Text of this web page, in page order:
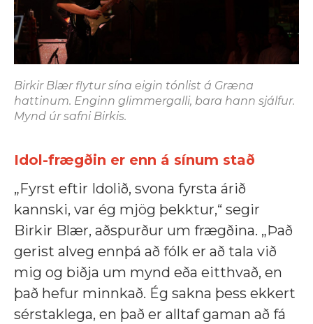
Birkir Blær flytur sína eigin tónlist á Græna
hattinum. Enginn glimmergalli, bara hann sjálfur.
Mynd úr safni Birkis.
Idol-frægðin er enn á sínum stað
„Fyrst eftir Idolið, svona fyrsta árið
kannski, var ég mjög þekktur,“ segir
Birkir Blær, aðspurður um frægðina. „Það
gerist alveg ennþá að fólk er að tala við
mig og biðja um mynd eða eitthvað, en
það hefur minnkað. Ég sakna þess ekkert
sérstaklega, en það er alltaf gaman að fá